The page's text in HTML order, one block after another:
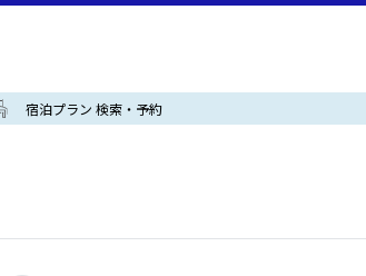
宿泊プラン 検索・予約